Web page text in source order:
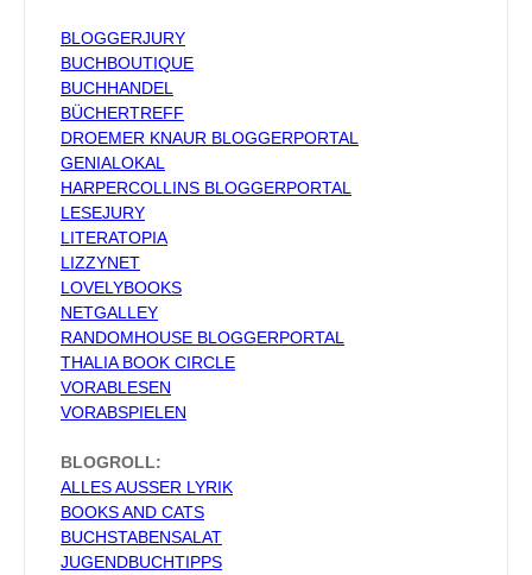
BLOGGERJURY
BUCHBOUTIQUE
BUCHHANDEL
BÜCHERTREFF
DROEMER KNAUR BLOGGERPORTAL
GENIALOKAL
HARPERCOLLINS BLOGGERPORTAL
LESEJURY
LITERATOPIA
LIZZYNET
LOVELYBOOKS
NETGALLEY
RANDOMHOUSE BLOGGERPORTAL
THALIA BOOK CIRCLE
VORABLESEN
VORABSPIELEN
BLOGROLL:
ALLES AUSSER LYRIK
BOOKS AND CATS
BUCHSTABENSALAT
JUGENDBUCHTIPPS